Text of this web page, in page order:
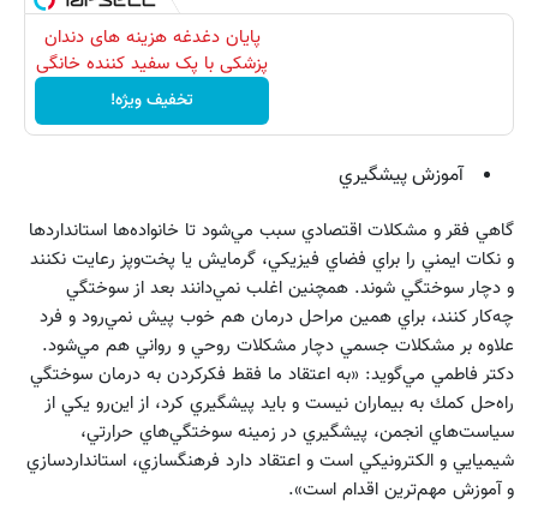
پایان دغدغه هزینه های دندان
پزشکی با پک سفید کننده خانگی
تخفیف ویژه!
آموزش پيشگيري
گاهي فقر و مشكلات اقتصادي سبب مي‌شود تا خانواده‌ها استاندارد‌ها
و نكات ايمني را براي فضاي فيزيكي، گرمايش يا پخت‌وپز رعايت نكنند
و دچار سوختگي شوند. همچنين اغلب نمي‌دانند بعد از سوختگي
چه‌كار كنند، براي همين مراحل درمان هم خوب پيش نمي‌رود و فرد
علاوه بر مشكلات جسمي دچار مشكلات روحي و رواني هم مي‌شود.
دكتر فاطمي مي‌گويد: «به اعتقاد ما فقط فكركردن به درمان سوختگي
راه‌حل كمك به بيماران نيست و بايد پيشگيري كرد، از اين‌رو يكي از
سياست‌هاي انجمن، پيشگيري در زمينه سوختگي‌هاي حرارتي،
شيميايي و الكترونيكي است و اعتقاد دارد فرهنگسازي‌، استاندارد‌سازي‌
و آموزش مهم‌ترين اقدام است».